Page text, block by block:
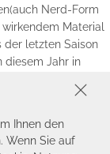
Nerd-Form
Material
der letzten Saison
diesem Jahr in
im Pantostil. Ihr
Ihnen den
Wenn Sie auf